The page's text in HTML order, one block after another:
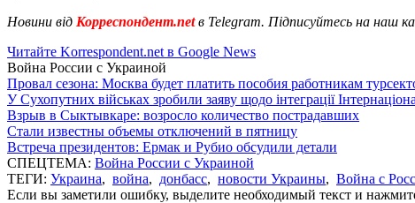
Новини від Корреспондент.netв Telegram. Підписуйтесь на наш
Читайте Korrespondent.net в Google News
Война России с Украиной
Провал сезона: Москва будет платить пособия работникам
У Сухопутних військах зробили заяву щодо інтеграції
Взрыв в Сыктывкаре: возросло количество пострадавших
Стали известны объемы отключений в пятницу
Встреча президентов: Ермак и Рубио обсудили детали
СПЕЦТЕМА: Война России с Украиной
ТЕГИ: Украина, война, донбасс, новости Украины, Война с
Если вы заметили ошибку, выделите необходимый текст и